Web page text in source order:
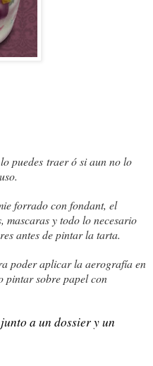
puedes traer ó si aun no lo
forrado con fondant, el
y todo lo necesario
antes de pintar la tarta.
poder aplicar la aerografía en
pintar sobre papel con
a un dossier y un